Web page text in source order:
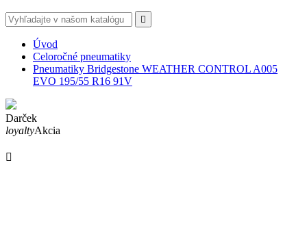

Úvod
Celoročné pneumatiky
Pneumatiky Bridgestone WEATHER CONTROL A005
EVO 195/55 R16 91V
Darček
loyaltyAkcia
